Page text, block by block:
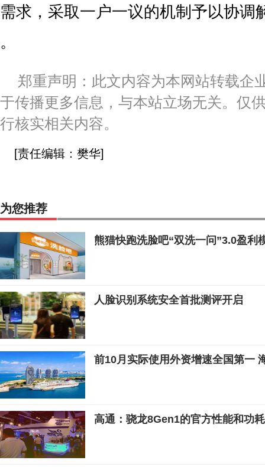
需求，采取一户一议的机制予以协调
。
郑重声明：此文内容为本网站转载企
于传播更多信息，与本站立场无关。仅
行核实相关内容。
[责任编辑：樊华]
为您推荐
熊猫快跑洗脸吧“双洗一问”3.0盈利
人脸识别系统安全首批测评开启
前10月实际使用外资增速全国第一
高通：骁龙8Gen1的官方性能和功